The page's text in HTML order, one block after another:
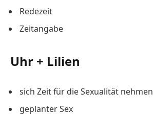
Redezeit
Zeitangabe
Uhr + Lilien
sich Zeit für die Sexualität nehmen
geplanter Sex